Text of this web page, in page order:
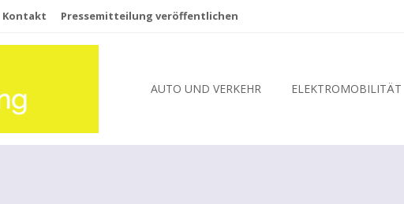
Kontakt Pressemitteilung veröffentlichen
AUTO UND VERKEHR ELEKTROMOBILITÄT